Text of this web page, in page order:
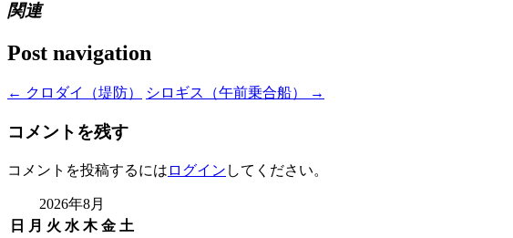
関連
Post navigation
← クロダイ（堤防） シロギス（午前乗合船） →
コメントを残す
コメントを投稿するには ログイン してください。
2026年8月
日
月 火 水 木 金 土